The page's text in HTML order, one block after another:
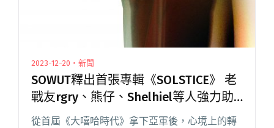
2023-12-20・新聞
SOWUT釋出首張專輯《SOLSTICE》 老
戰友rgry、熊仔、Shelhiel等人強力助
陣
從首屆《大嘻哈時代》拿下亞軍後，心境上的轉